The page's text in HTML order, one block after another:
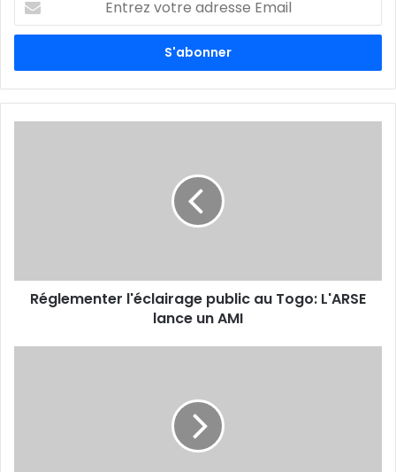
t
e
z
s
m
Réglementer l'éclairage public au Togo: L'ARSE
lance un AMI